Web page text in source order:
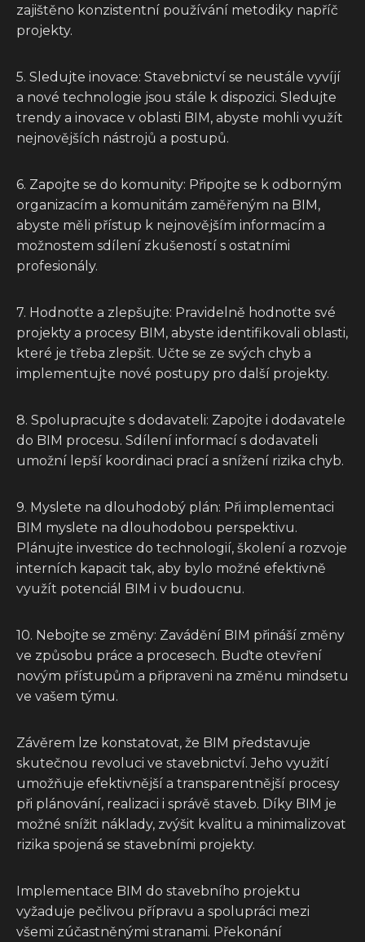
zajištěno konzistentní používání metodiky napříč
projekty.
5. Sledujte inovace: Stavebnictví se neustále vyvíjí
a nové technologie jsou stále k dispozici. Sledujte
trendy a inovace v oblasti BIM, abyste mohli využít
nejnovějších nástrojů a postupů.
6. Zapojte se do komunity: Připojte se k odborným
organizacím a komunitám zaměřeným na BIM,
abyste měli přístup k nejnovějším informacím a
možnostem sdílení zkušeností s ostatními
profesionály.
7. Hodnoťte a zlepšujte: Pravidelně hodnoťte své
projekty a procesy BIM, abyste identifikovali oblasti,
které je třeba zlepšit. Učte se ze svých chyb a
implementujte nové postupy pro další projekty.
8. Spolupracujte s dodavateli: Zapojte i dodavatele
do BIM procesu. Sdílení informací s dodavateli
umožní lepší koordinaci prací a snížení rizika chyb.
9. Myslete na dlouhodobý plán: Při implementaci
BIM myslete na dlouhodobou perspektivu.
Plánujte investice do technologií, školení a rozvoje
interních kapacit tak, aby bylo možné efektivně
využít potenciál BIM i v budoucnu.
10. Nebojte se změny: Zavádění BIM přináší změny
ve způsobu práce a procesech. Buďte otevření
novým přístupům a připraveni na změnu mindsetu
ve vašem týmu.
Závěrem lze konstatovat, že BIM představuje
skutečnou revoluci ve stavebnictví. Jeho využití
umožňuje efektivnější a transparentnější procesy
při plánování, realizaci i správě staveb. Díky BIM je
možné snížit náklady, zvýšit kvalitu a minimalizovat
rizika spojená se stavebními projekty.
Implementace BIM do stavebního projektu
vyžaduje pečlivou přípravu a spolupráci mezi
všemi zúčastněnými stranami. Překonání